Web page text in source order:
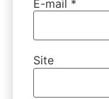
E-mail *
Site